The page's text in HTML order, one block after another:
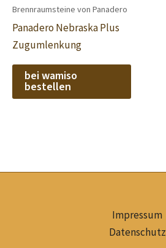
Brennraumsteine von Panadero
Panadero Nebraska Plus
Zugumlenkung
bei wamiso
bestellen
Impressum
Datenschutz